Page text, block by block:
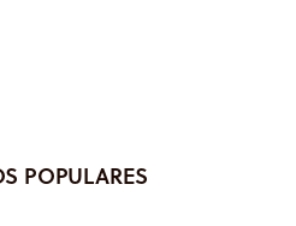
POPULARES